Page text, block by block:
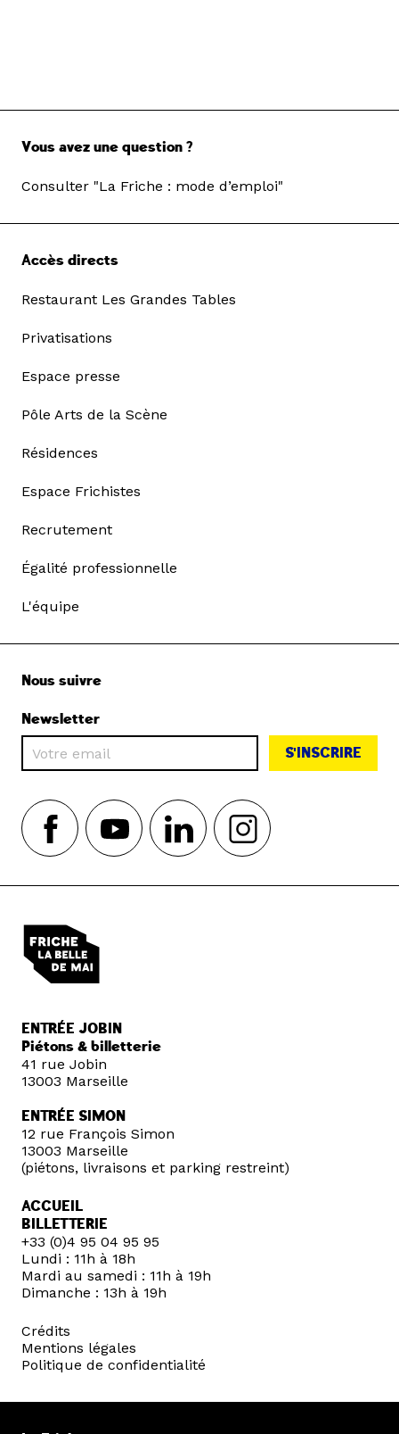
Vous avez une question ?
Consulter "La Friche : mode d’emploi"
Accès directs
Restaurant Les Grandes Tables
Privatisations
Espace presse
Pôle Arts de la Scène
Résidences
Espace Frichistes
Recrutement
Égalité professionnelle
L'équipe
Nous suivre
Newsletter
S'INSCRIRE
ENTRÉE JOBIN
Piétons & billetterie
41 rue Jobin
13003 Marseille
ENTRÉE SIMON
12 rue François Simon
13003 Marseille
(piétons, livraisons et parking restreint)
ACCUEIL
BILLETTERIE
+33 (0)4 95 04 95 95
Lundi : 11h à 18h
Mardi au samedi : 11h à 19h
Dimanche : 13h à 19h
Crédits
Mentions légales
Politique de confidentialité